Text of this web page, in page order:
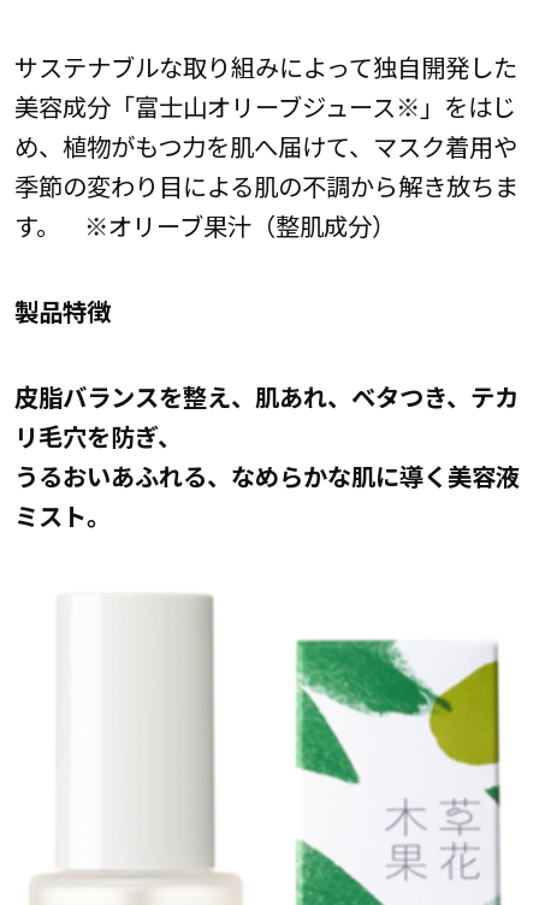
サステナブルな取り組みによって独自開発した
美容成分「富士山オリーブジュース※」をはじ
め、植物がもつ力を肌へ届けて、マスク着用や
季節の変わり目による肌の不調から解き放ちま
す。 ※オリーブ果汁（整肌成分）
製品特徴
皮脂バランスを整え、肌あれ、ベタつき、テカ
リ毛穴を防ぎ、
うるおいあふれる、なめらかな肌に導く美容液
ミスト。